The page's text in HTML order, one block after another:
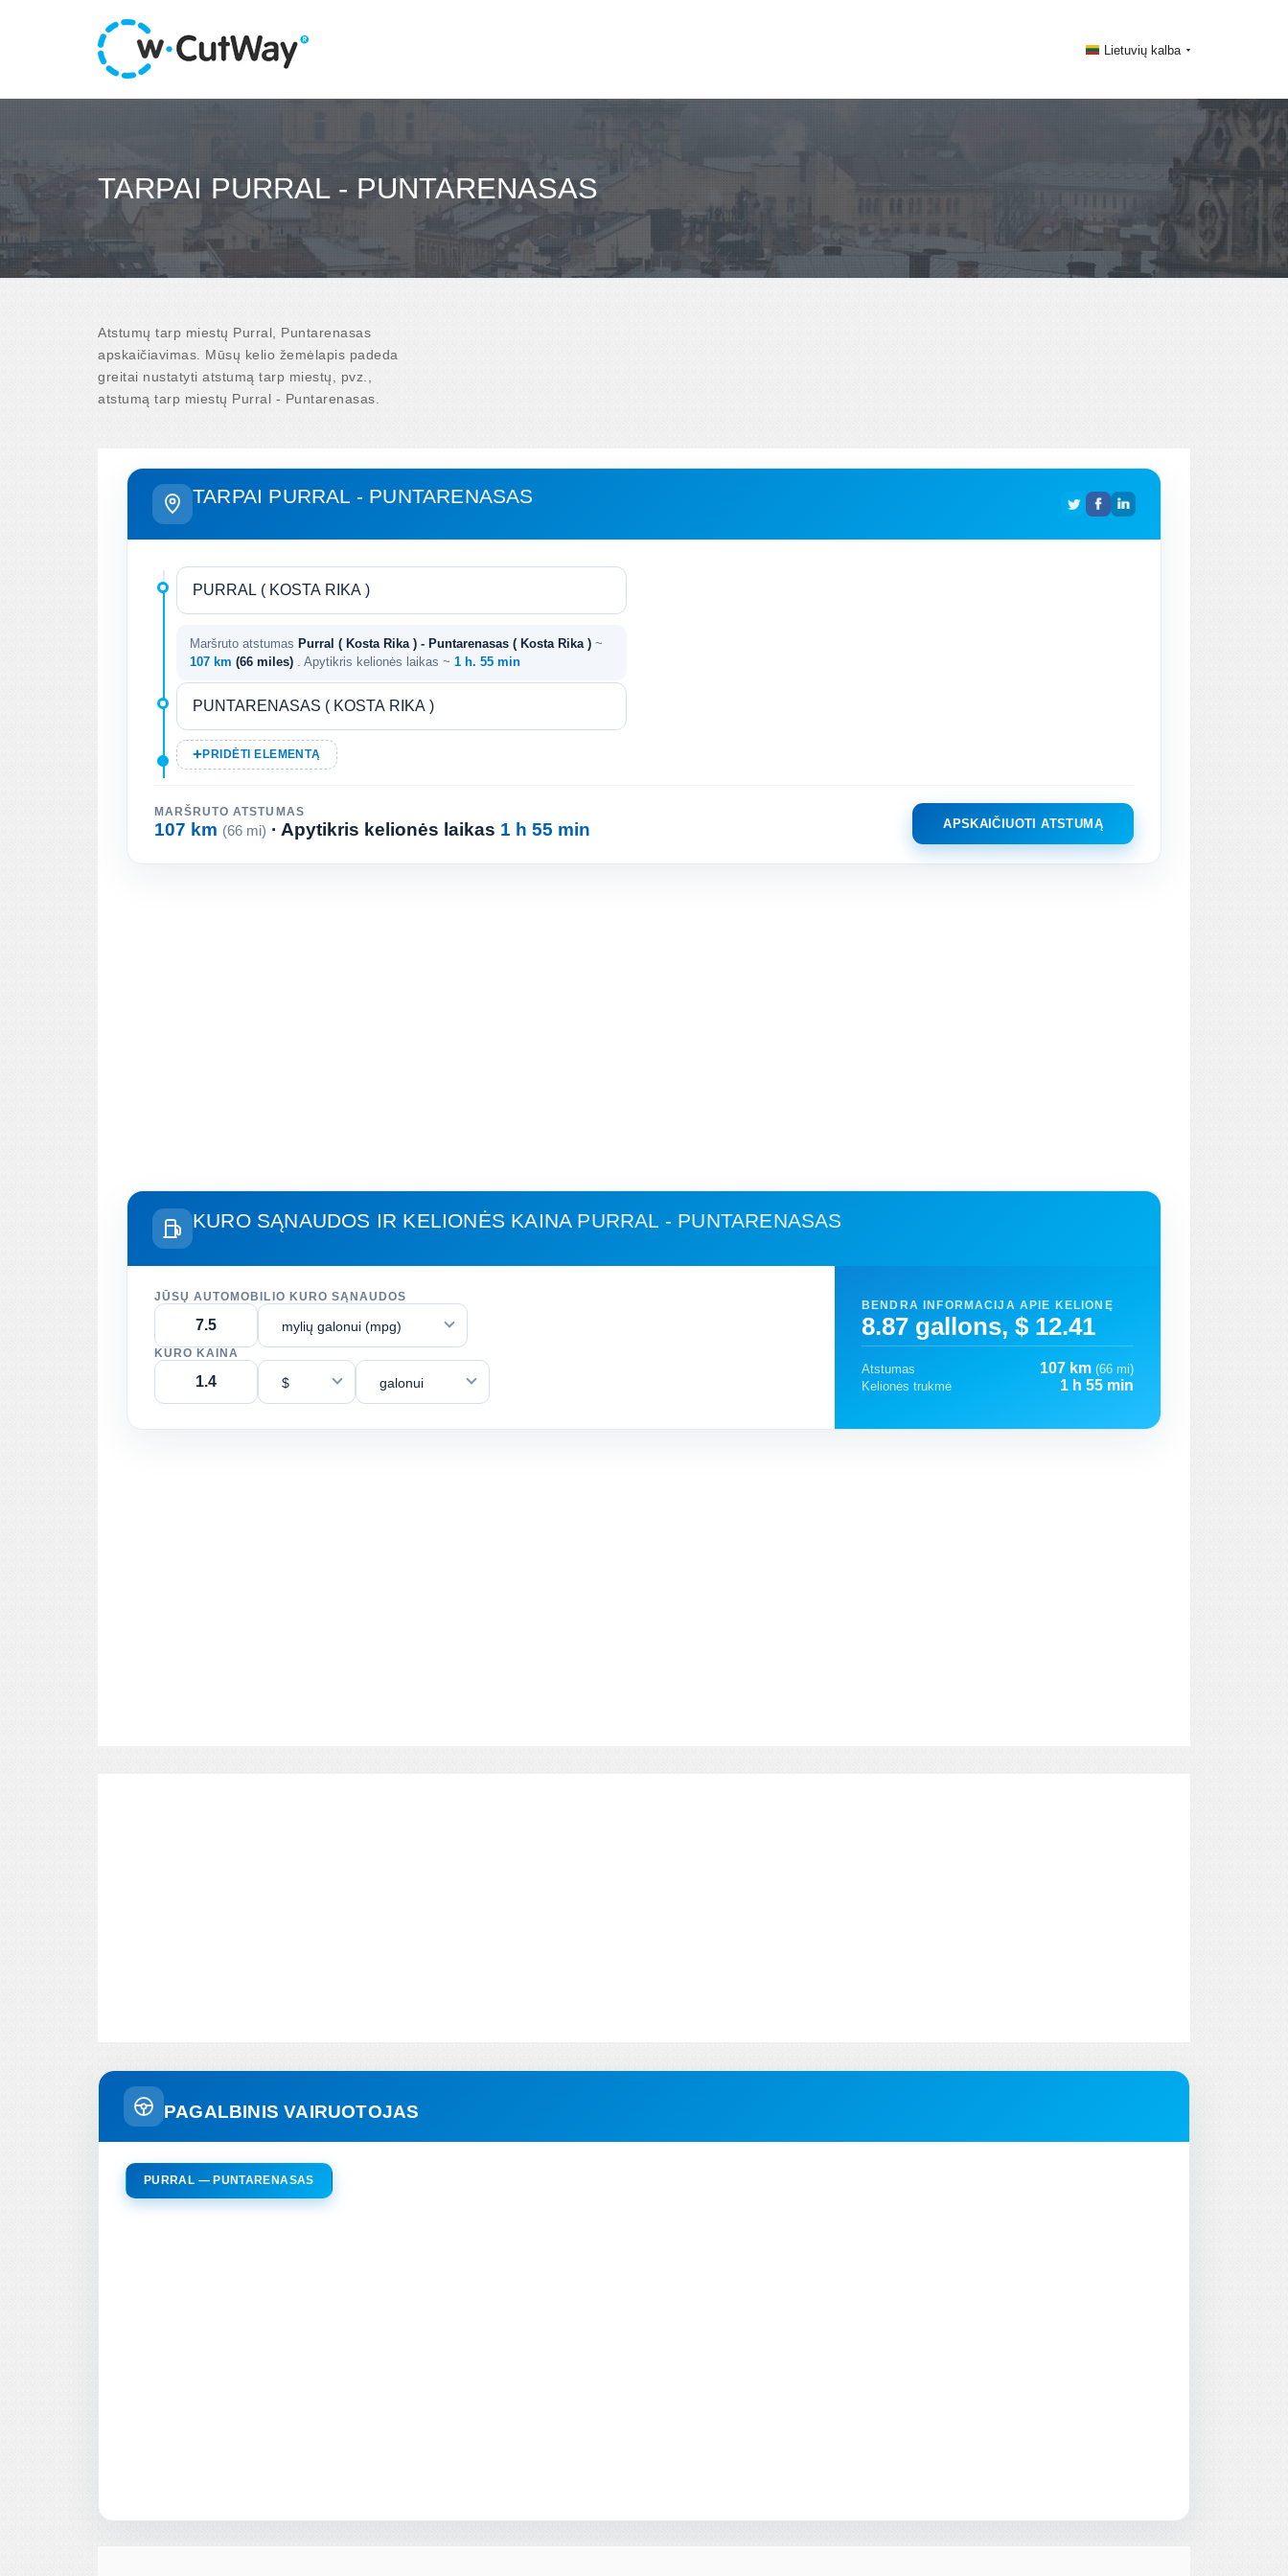
Lietuvių kalba
TARPAI PURRAL - PUNTARENASAS
Atstumų tarp miestų Purral, Puntarenasas
apskaičiavimas. Mūsų kelio žemėlapis padeda
greitai nustatyti atstumą tarp miestų, pvz.,
atstumą tarp miestų Purral - Puntarenasas.
TARPAI PURRAL - PUNTARENASAS
Maršruto atstumas Purral ( Kosta Rika ) - Puntarenasas ( Kosta Rika ) ~
107 km (66 miles) . Apytikris kelionės laikas ~ 1 h. 55 min
PRIDĖTI ELEMENTĄ
MARŠRUTO ATSTUMAS
107 km (66 mi) · Apytikris kelionės laikas 1 h 55 min APSKAIČIUOTI ATSTUMĄ
KURO SĄNAUDOS IR KELIONĖS KAINA PURRAL - PUNTARENASAS
JŪSŲ AUTOMOBILIO KURO SĄNAUDOS
mylių galonui (mpg)
KURO KAINA
$ galonui
BENDRA INFORMACIJA APIE KELIONĘ
8.87 gallons, $ 12.41
Atstumas 107 km (66 mi)
Kelionės trukmė
1 h 55 min
PAGALBINIS VAIRUOTOJAS
PURRAL — PUNTARENASAS